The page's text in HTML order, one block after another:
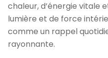
chaleur, d’énergie vitale
lumière et de force
comme un rappel
rayonnante.